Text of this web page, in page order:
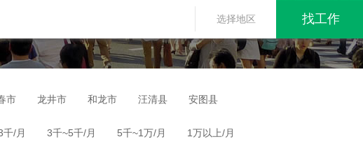
选择地区
市 龙井市 和龙市 汪清县 安图县
千/月 3千~5千/月 5千~1万/月 1万以上/月